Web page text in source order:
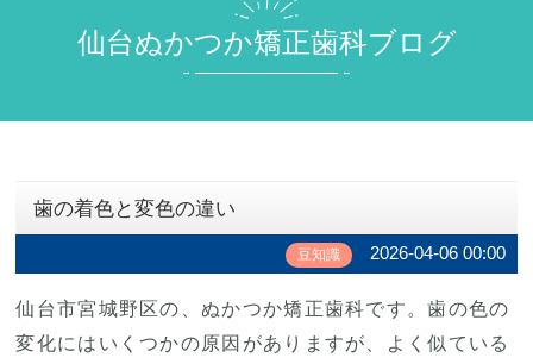
仙台ぬかつか矯正歯科ブログ
歯の着色と変色の違い
豆知識 2026-04-06 00:00
仙台市宮城野区の、ぬかつか矯正歯科です。歯の色の
変化にはいくつかの原因がありますが、よく似ている